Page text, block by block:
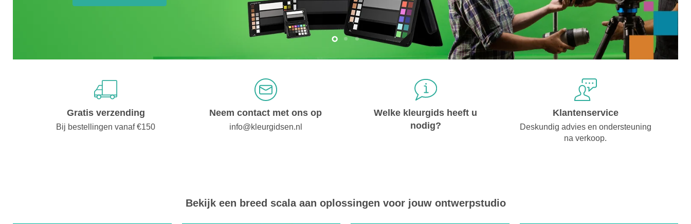
SlideSlideSlide
Gratis verzending
Bij bestellingen vanaf €150
Neem contact met ons op
info@kleurgidsen.nl
Welke kleurgids heeft u
nodig?
Klantenservice
Deskundig advies en ondersteuning
na verkoop.
Bekijk een breed scala aan oplossingen voor jouw ontwerpstudio